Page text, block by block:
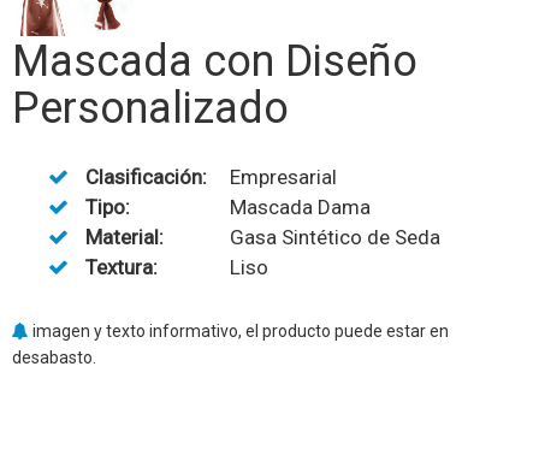
Mascada con Diseño
Personalizado
Clasificación:
Empresarial
Tipo:
Mascada Dama
Material:
Gasa Sintético de Seda
Textura:
Liso
imagen y texto informativo, el producto puede estar en
desabasto.